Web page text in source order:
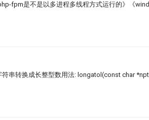
fpm是不是以多进程多线程方式运行的》《
串转换成长整型数用法: longatol(const char